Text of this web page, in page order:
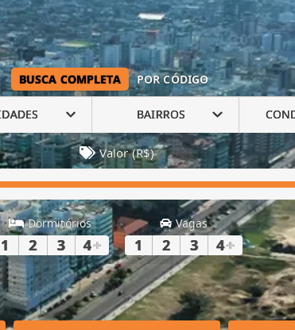
BUSCA COMPLETA POR CÓDIGO
BAIRROS
Valor (R$)
Dormitórios
1 2 3 4+
Vagas
1 2 3 4+